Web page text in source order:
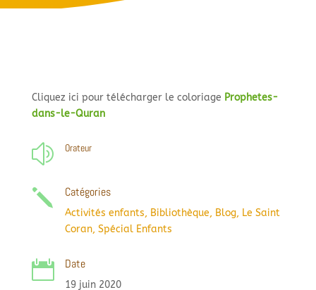
Cliquez ici pour télécharger le coloriage Prophetes-
dans-le-Quran
z Orateur
j Catégories
Activités enfants, Bibliothèque, Blog, Le Saint
Coran, Spécial Enfants
 Date
19 juin 2020